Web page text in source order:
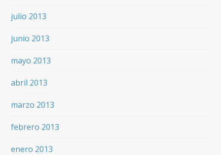
julio 2013
junio 2013
mayo 2013
abril 2013
marzo 2013
febrero 2013
enero 2013